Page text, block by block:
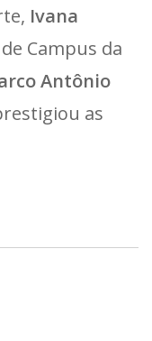
Ivana
Campus da
Antônio
as